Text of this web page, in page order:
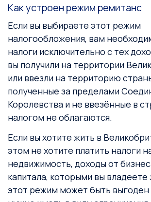
Как устроен режим ремитанс
Если вы выбираете этот режим
налогообложения, вам
налоги исключительно с тех
вы получили на территории
или ввезли на территорию
полученные за пределами
Королевства и не ввезённые в
налогом не облагаются.
Если вы хотите жить в
этом не хотите платить налоги
недвижимость, доходы от
капитала, которыми вы
этот режим может быть выгоден